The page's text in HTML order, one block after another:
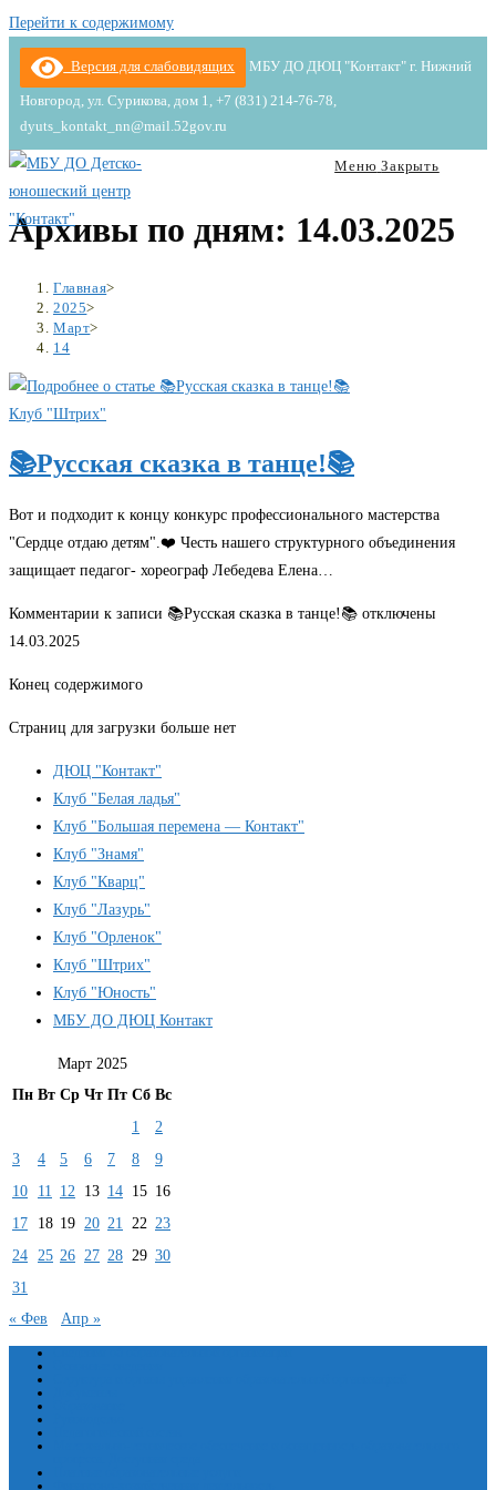
Перейти к содержимому
Версия для слабовидящих МБУ ДО ДЮЦ "Контакт" г. Нижний
Новгород, ул. Сурикова, дом 1, +7 (831) 214-76-78,
dyuts_kontakt_nn@mail.52gov.ru
Меню Закрыть
Архивы по дням: 14.03.2025
Главная>
2025>
Март>
14
Клуб "Штрих"
📚Русская сказка в танце!📚
Вот и подходит к концу конкурс профессионального мастерства
"Сердце отдаю детям".❤️ Честь нашего структурного объединения
защищает педагог- хореограф Лебедева Елена…
Комментарии к записи 📚Русская сказка в танце!📚 отключены
14.03.2025
Конец содержимого
Страниц для загрузки больше нет
ДЮЦ "Контакт"
Клуб "Белая ладья"
Клуб "Большая перемена — Контакт"
Клуб "Знамя"
Клуб "Кварц"
Клуб "Лазурь"
Клуб "Орленок"
Клуб "Штрих"
Клуб "Юность"
МБУ ДО ДЮЦ Контакт
Март 2025
Пн Вт Ср Чт Пт Сб Вс
1
2
3
4 5 6 7 8
9
10
11 12 13 14 15 16
17
18 19 20 21 22 23
24 25 26 27 28 29 30
31
« Фев
Апр »